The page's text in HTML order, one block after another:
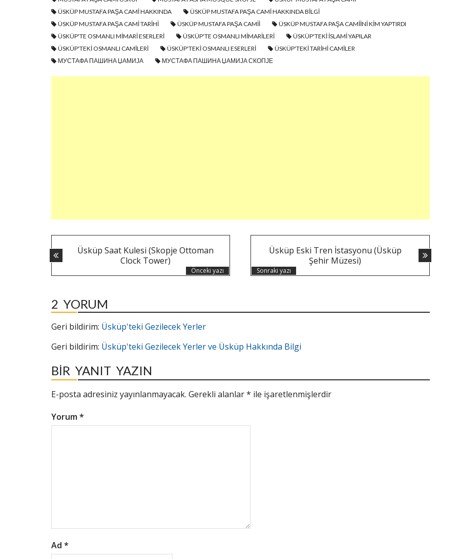
ÜSKÜP MUSTAFA PAŞA CAMI HAKKINDA
ÜSKÜP MUSTAFA PAŞA CAMI HAKKINDA BILGI
ÜSKÜP MUSTAFA PAŞA CAMI TARIHI
ÜSKÜP MUSTAFA PAŞA CAMII
ÜSKÜP MUSTAFA PAŞA CAMIINI KIM YAPTIRDI
ÜSKÜP'TE OSMANLI MIMARI ESERLERI
ÜSKÜP'TE OSMANLI MIMARILERI
ÜSKÜP'TEKI ISLAMI YAPILAR
ÜSKÜP'TEKI OSMANLI CAMILERI
ÜSKÜP'TEKI OSMANLI ESERLERI
ÜSKÜP'TEKI TARIHI CAMILER
МУСТАФА ПАШИНА ЏАМИЈА
МУСТАФА ПАШИНА ЏАМИЈА СКОПЈЕ
YAZI
NAVIGASYONU
Önceki yazı
Üsküp Saat Kulesi (Skopje Ottoman
Clock Tower)
Sonraki yazı
Üsküp Eski Tren İstasyonu (Üsküp
Şehir Müzesi)
2 YORUM
Geri bildirim: Üsküp'teki Gezilecek Yerler
Geri bildirim: Üsküp'teki Gezilecek Yerler ve Üsküp Hakkında Bilgi
BIR YANIT YAZIN
E-posta adresiniz yayınlanmayacak. Gerekli alanlar* ile işaretlenmişlerdir
Yorum*
Ad *